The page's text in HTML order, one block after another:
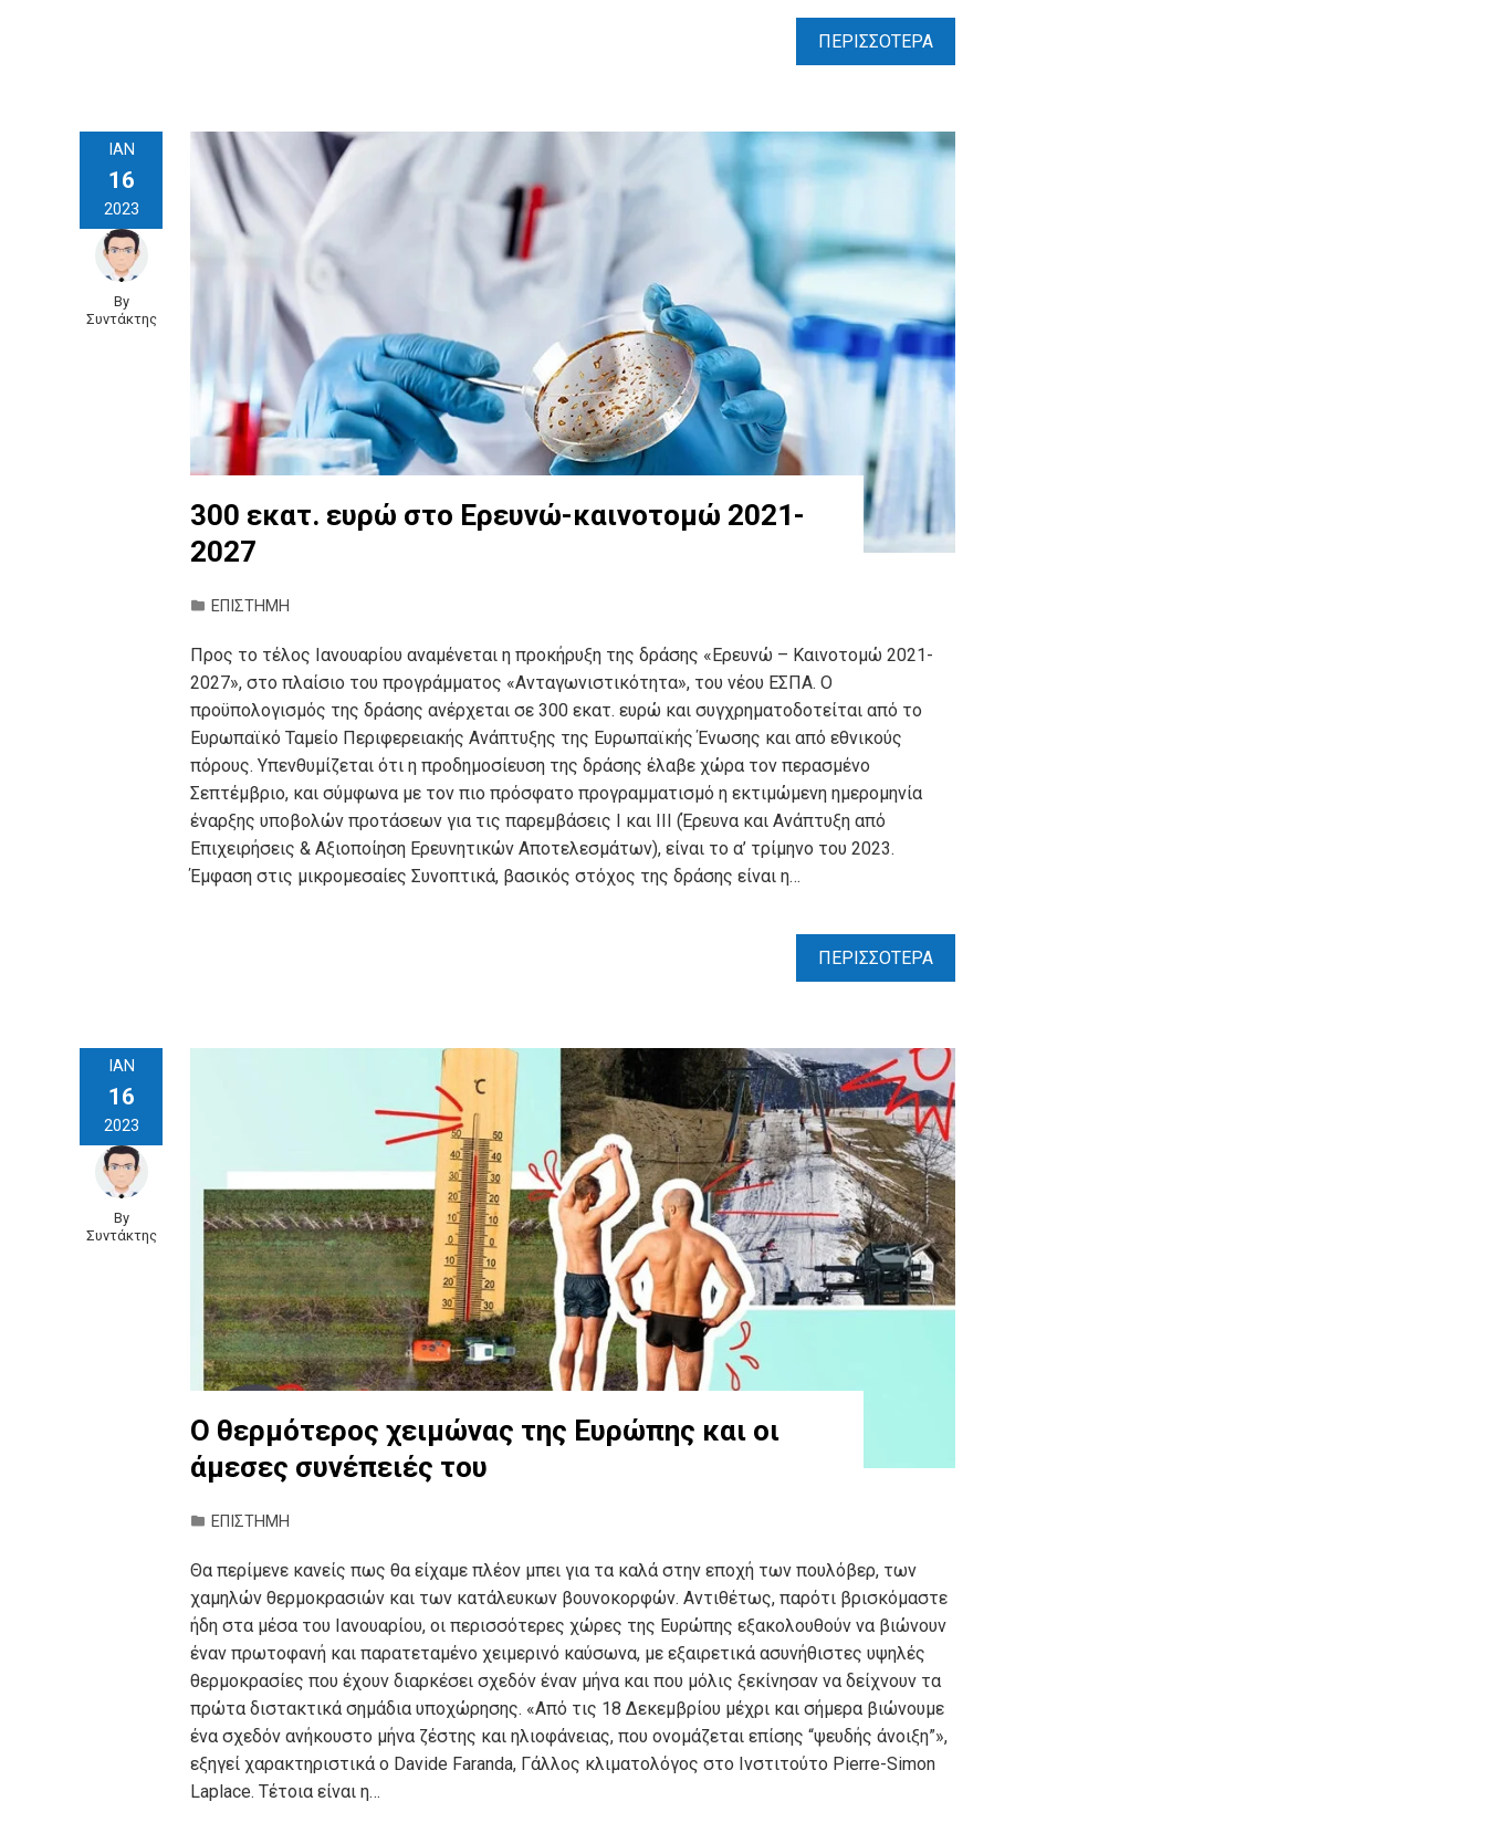
ΠΕΡΙΣΣΟΤΕΡΑ
ΙΑΝ
16
2023
By
Συντάκτης
300 εκατ. ευρώ στο Ερευνώ-καινοτομώ 2021-
2027
ΕΠΙΣΤΗΜΗ
Προς το τέλος Ιανουαρίου αναμένεται η προκήρυξη της δράσης «Ερευνώ – Καινοτομώ 2021-
2027», στο πλαίσιο του προγράμματος «Ανταγωνιστικότητα», του νέου ΕΣΠΑ. Ο
προϋπολογισμός της δράσης ανέρχεται σε 300 εκατ. ευρώ και συγχρηματοδοτείται από το
Ευρωπαϊκό Ταμείο Περιφερειακής Ανάπτυξης της Ευρωπαϊκής Ένωσης και από εθνικούς
πόρους. Υπενθυμίζεται ότι η προδημοσίευση της δράσης έλαβε χώρα τον περασμένο
Σεπτέμβριο, και σύμφωνα με τον πιο πρόσφατο προγραμματισμό η εκτιμώμενη ημερομηνία
έναρξης υποβολών προτάσεων για τις παρεμβάσεις Ι και ΙΙΙ (Έρευνα και Ανάπτυξη από
Επιχειρήσεις & Αξιοποίηση Ερευνητικών Αποτελεσμάτων), είναι το α’ τρίμηνο του 2023.
Έμφαση στις μικρομεσαίες Συνοπτικά, βασικός στόχος της δράσης είναι η…
ΠΕΡΙΣΣΟΤΕΡΑ
ΙΑΝ
16
2023
By
Συντάκτης
Ο θερμότερος χειμώνας της Ευρώπης και οι
άμεσες συνέπειές του
ΕΠΙΣΤΗΜΗ
Θα περίμενε κανείς πως θα είχαμε πλέον μπει για τα καλά στην εποχή των πουλόβερ, των
χαμηλών θερμοκρασιών και των κατάλευκων βουνοκορφών. Αντιθέτως, παρότι βρισκόμαστε
ήδη στα μέσα του Ιανουαρίου, οι περισσότερες χώρες της Ευρώπης εξακολουθούν να βιώνουν
έναν πρωτοφανή και παρατεταμένο χειμερινό καύσωνα, με εξαιρετικά ασυνήθιστες υψηλές
θερμοκρασίες που έχουν διαρκέσει σχεδόν έναν μήνα και που μόλις ξεκίνησαν να δείχνουν τα
πρώτα διστακτικά σημάδια υποχώρησης. «Από τις 18 Δεκεμβρίου μέχρι και σήμερα βιώνουμε
ένα σχεδόν ανήκουστο μήνα ζέστης και ηλιοφάνειας, που ονομάζεται επίσης “ψευδής άνοιξη”»,
εξηγεί χαρακτηριστικά ο Davide Faranda, Γάλλος κλιματολόγος στο Ινστιτούτο Pierre-Simon
Laplace. Τέτοια είναι η…